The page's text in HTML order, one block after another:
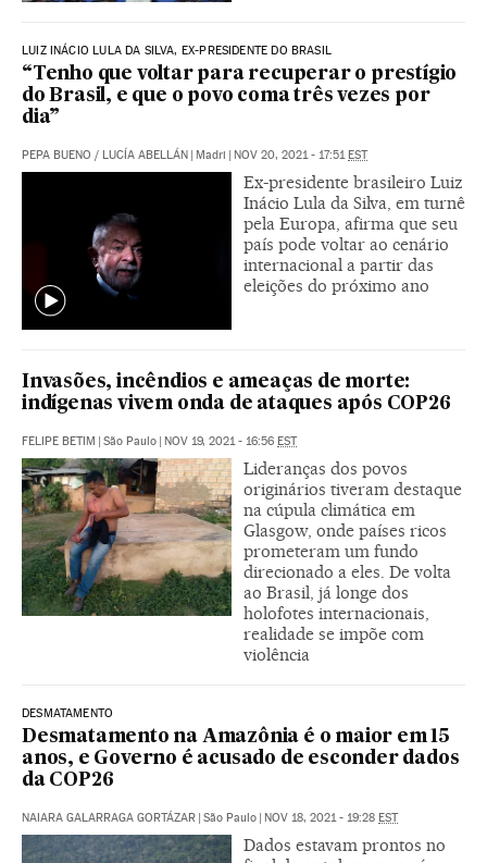
LUIZ INÁCIO LULA DA SILVA, EX-PRESIDENTE DO BRASIL
“Tenho que voltar para recuperar o prestígio
do Brasil, e que o povo coma três vezes por
dia”
PEPA BUENO / LUCÍA ABELLÁN | Madri | NOV 20, 2021 - 17:51EST
Ex-presidente brasileiro Luiz
Inácio Lula da Silva, em turnê
pela Europa, afirma que seu
país pode voltar ao cenário
internacional a partir das
eleições do próximo ano
Invasões, incêndios e ameaças de morte:
indígenas vivem onda de ataques após COP26
FELIPE BETIM | São Paulo | NOV 19, 2021 - 16:56 EST
Lideranças dos povos
originários tiveram destaque
na cúpula climática em
Glasgow, onde países ricos
prometeram um fundo
direcionado a eles. De volta
ao Brasil, já longe dos
holofotes internacionais,
realidade se impõe com
violência
DESMATAMENTO
Desmatamento na Amazônia é o maior em 15
anos, e Governo é acusado de esconder dados
da COP26
NAIARA GALARRAGA GORTÁZAR | São Paulo | NOV 18, 2021 - 19:28 EST
Dados estavam prontos no